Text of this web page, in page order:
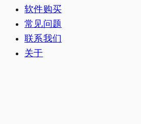
软件购买
常见问题
联系我们
关于